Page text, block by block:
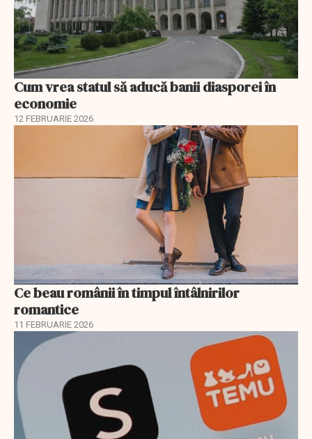
Cum vrea statul să aducă banii diasporei în
economie
12 FEBRUARIE 2026
Ce beau românii în timpul întâlnirilor
romantice
11 FEBRUARIE 2026